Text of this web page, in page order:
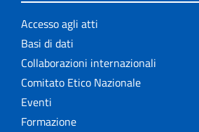
Accesso agli atti
Basi di dati
Collaborazioni internazionali
Comitato Etico Nazionale
Eventi
Formazione